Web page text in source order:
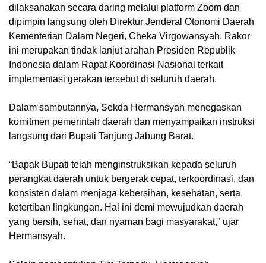
dilaksanakan secara daring melalui platform Zoom dan
dipimpin langsung oleh Direktur Jenderal Otonomi Daerah
Kementerian Dalam Negeri, Cheka Virgowansyah. Rakor
ini merupakan tindak lanjut arahan Presiden Republik
Indonesia dalam Rapat Koordinasi Nasional terkait
implementasi gerakan tersebut di seluruh daerah.
Dalam sambutannya, Sekda Hermansyah menegaskan
komitmen pemerintah daerah dan menyampaikan instruksi
langsung dari Bupati Tanjung Jabung Barat.
“Bapak Bupati telah menginstruksikan kepada seluruh
perangkat daerah untuk bergerak cepat, terkoordinasi, dan
konsisten dalam menjaga kebersihan, kesehatan, serta
ketertiban lingkungan. Hal ini demi mewujudkan daerah
yang bersih, sehat, dan nyaman bagi masyarakat,” ujar
Hermansyah.